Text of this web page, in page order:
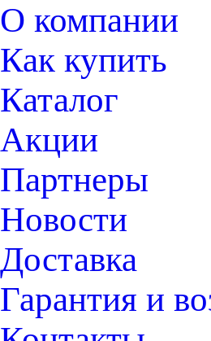
О компании
Как купить
Каталог
Акции
Партнеры
Новости
Доставка
Гарантия и